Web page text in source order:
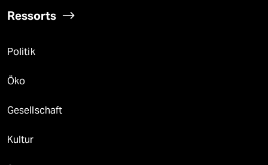
Ressorts
Politik
Öko
Gesellschaft
Kultur